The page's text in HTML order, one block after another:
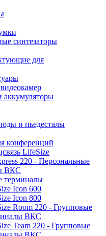
синтезаторы
для
аккумуляторы
и пьедесталы
конференций
LifeSize
220 - Персональные
ВКС
терминалы
Icon 600
Icon 800
Room 220 - Групповые
ВКС
Team 220 - Групповые